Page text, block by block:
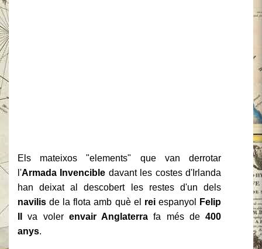
Els mateixos "elements" que van derrotar
l'Armada Invencible davant les costes d'Irlanda
han deixat al descobert les restes d'un dels
navilisde la flota amb què el rei espanyol
Felip
va voler envair Anglaterrafa més de 400
anys.